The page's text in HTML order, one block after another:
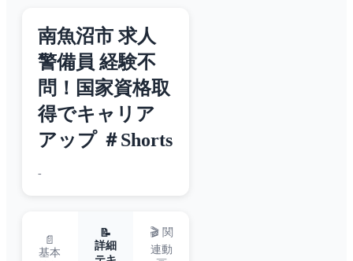
南魚沼市 求人
警備員 経験不
問！国家資格取
得でキャリア
アップ ＃Shorts
-
📄
基本
📝
詳細
🎬 関
連動